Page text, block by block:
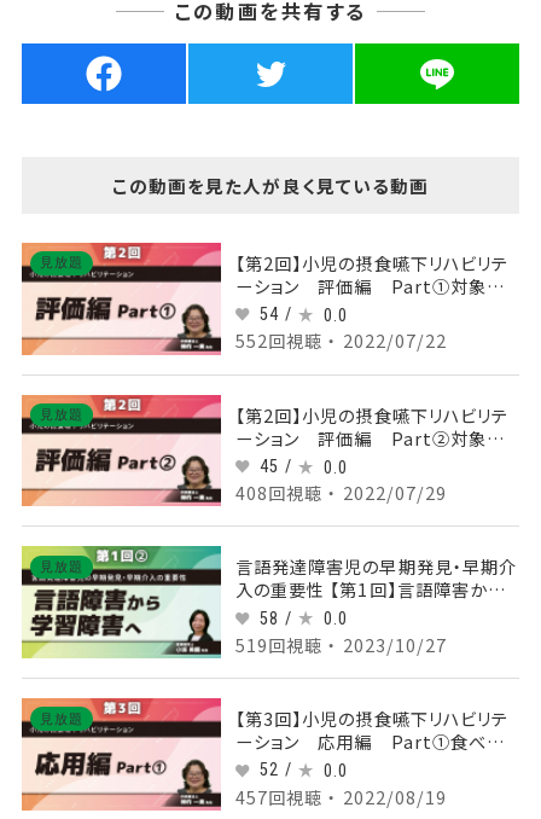
この動画を共有する
この動画を見た人が良く見ている動画
見放題
【第2回】小児の摂食嚥下リハビリテ
ーション 評価編 Part①対象児
の評価(1)
54 / 0.0
552回視聴 ・ 2022/07/22
見放題
【第2回】小児の摂食嚥下リハビリテ
ーション 評価編 Part②対象児
の評価(2)
45 / 0.0
408回視聴 ・ 2022/07/29
見放題
言語発達障害児の早期発見・早期介
入の重要性 【第1回】言語障害から
学習障害へ Part②
58 / 0.0
519回視聴 ・ 2023/10/27
見放題
【第3回】小児の摂食嚥下リハビリテ
ーション 応用編 Part①食べるこ
との困難さ
52 / 0.0
457回視聴 ・ 2022/08/19